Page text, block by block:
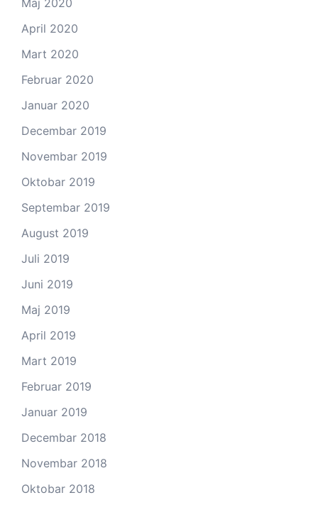
Maj 2020
April 2020
Mart 2020
Februar 2020
Januar 2020
Decembar 2019
Novembar 2019
Oktobar 2019
Septembar 2019
August 2019
Juli 2019
Juni 2019
Maj 2019
April 2019
Mart 2019
Februar 2019
Januar 2019
Decembar 2018
Novembar 2018
Oktobar 2018